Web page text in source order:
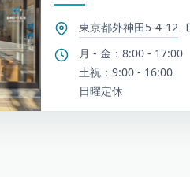
東京都外神田5-4-12
月 - 金：8:00 - 17:00
土祝：9:00 - 16:00
日曜定休